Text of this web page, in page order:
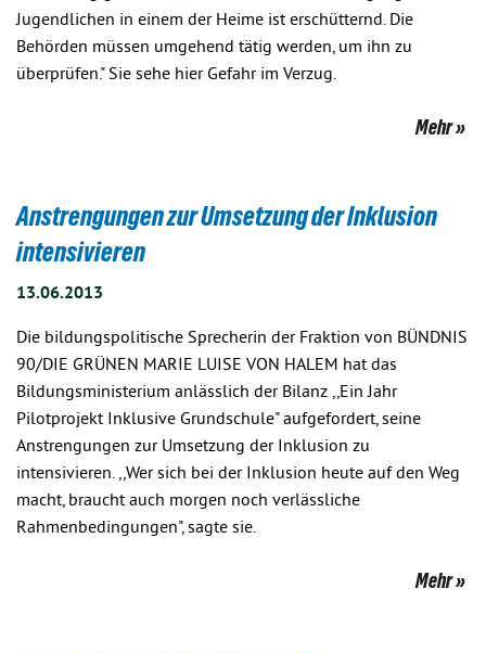
Jugendlichen in einem der Heime ist erschütternd. Die
Behörden müssen umgehend tätig werden, um ihn zu
überprüfen." Sie sehe hier Gefahr im Verzug.
Mehr
Anstrengungen zur Umsetzung der Inklusion
intensivieren
13.06.2013
Die bildungspolitische Sprecherin der Fraktion von BÜNDNIS
90/DIE GRÜNEN MARIE LUISE VON HALEM hat das
Bildungsministerium anlässlich der Bilanz ,,Ein Jahr
Pilotprojekt Inklusive Grundschule" aufgefordert, seine
Anstrengungen zur Umsetzung der Inklusion zu
intensivieren. ,,Wer sich bei der Inklusion heute auf den Weg
macht, braucht auch morgen noch verlässliche
Rahmenbedingungen", sagte sie.
Mehr